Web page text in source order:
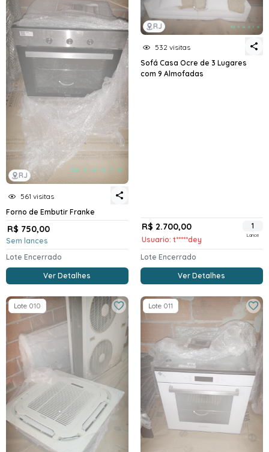
RJ
561 visitas
Forno de Embutir Franke
R$ 750,00
Sem lances
Lote Encerrado
Ver Detalhes
RJ
532 visitas
Sofá Casa Ocre de 3 Lugares
com 9 Almofadas
R$ 2.700,00
Usuario: t*****dey
1
Lance
Lote Encerrado
Ver Detalhes
Lote 010 Lote 011